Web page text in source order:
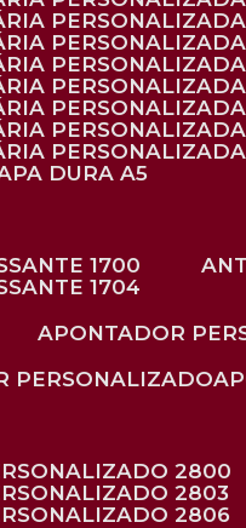
PERSONALIZADA
DURA A5
1700
1704
APONTADOR
PERSONALIZADO
2800
2803
2806